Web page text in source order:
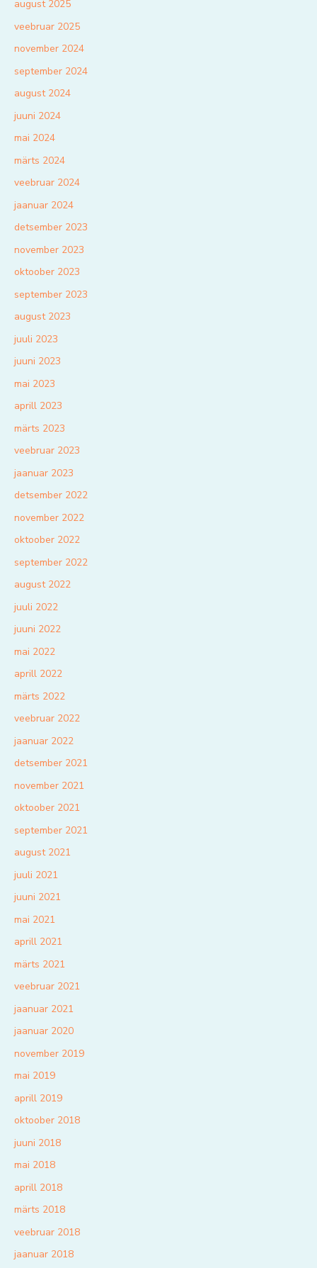
august 2025
veebruar 2025
november 2024
september 2024
august 2024
juuni 2024
mai 2024
märts 2024
veebruar 2024
jaanuar 2024
detsember 2023
november 2023
oktoober 2023
september 2023
august 2023
juuli 2023
juuni 2023
mai 2023
aprill 2023
märts 2023
veebruar 2023
jaanuar 2023
detsember 2022
november 2022
oktoober 2022
september 2022
august 2022
juuli 2022
juuni 2022
mai 2022
aprill 2022
märts 2022
veebruar 2022
jaanuar 2022
detsember 2021
november 2021
oktoober 2021
september 2021
august 2021
juuli 2021
juuni 2021
mai 2021
aprill 2021
märts 2021
veebruar 2021
jaanuar 2021
jaanuar 2020
november 2019
mai 2019
aprill 2019
oktoober 2018
juuni 2018
mai 2018
aprill 2018
märts 2018
veebruar 2018
jaanuar 2018